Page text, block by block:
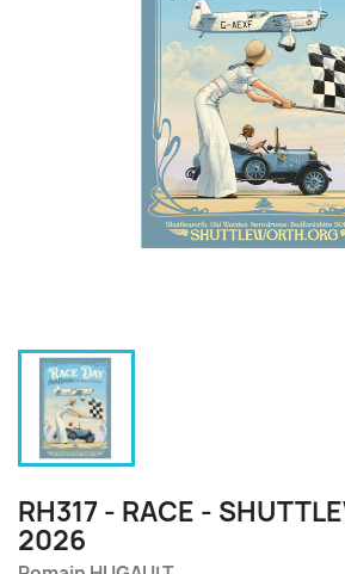
RH317 - RACE -
2026